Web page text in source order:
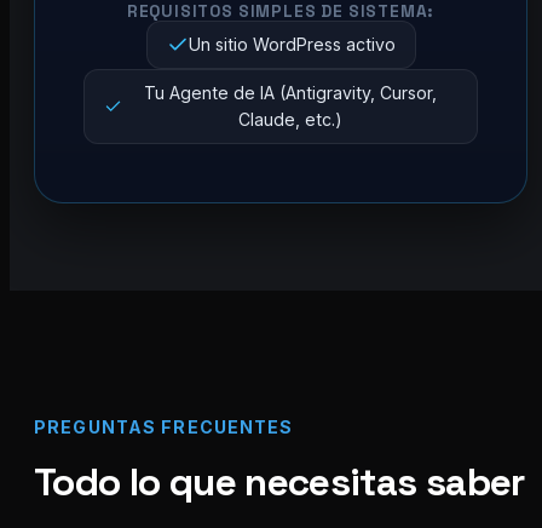
REQUISITOS SIMPLES DE SISTEMA:
Un sitio WordPress activo
Tu Agente de IA (Antigravity, Cursor,
Claude, etc.)
PREGUNTAS FRECUENTES
Todo lo que necesitas saber